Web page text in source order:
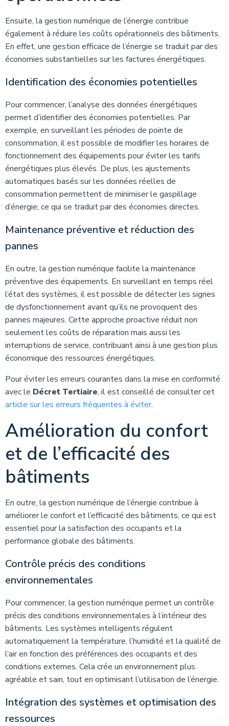
Ensuite, la gestion numérique de l’énergie contribue
également à réduire les coûts opérationnels des bâtiments.
En effet, une gestion efficace de l’énergie se traduit par des
économies substantielles sur les factures énergétiques.
Identification des économies potentielles
Pour commencer, l’analyse des données énergétiques
permet d’identifier des économies potentielles. Par
exemple, en surveillant les périodes de pointe de
consommation, il est possible de modifier les horaires de
fonctionnement des équipements pour éviter les tarifs
énergétiques plus élevés. De plus, les ajustements
automatiques basés sur les données réelles de
consommation permettent de minimiser le gaspillage
d’énergie, ce qui se traduit par des économies directes.
Maintenance préventive et réduction des
pannes
En outre, la gestion numérique facilite la maintenance
préventive des équipements. En surveillant en temps réel
l’état des systèmes, il est possible de détecter les signes
de dysfonctionnement avant qu’ils ne provoquent des
pannes majeures. Cette approche proactive réduit non
seulement les coûts de réparation mais aussi les
interruptions de service, contribuant ainsi à une gestion plus
économique des ressources énergétiques.
Pour éviter les erreurs courantes dans la mise en conformité
avec le Décret Tertiaire, il est conseillé de consulter cet
article sur les erreurs fréquentes à éviter.
Amélioration du confort
et de l’efficacité des
bâtiments
En outre, la gestion numérique de l’énergie contribue à
améliorer le confort et l’efficacité des bâtiments, ce qui est
essentiel pour la satisfaction des occupants et la
performance globale des bâtiments.
Contrôle précis des conditions
environnementales
Pour commencer, la gestion numérique permet un contrôle
précis des conditions environnementales à l’intérieur des
bâtiments. Les systèmes intelligents régulent
automatiquement la température, l’humidité et la qualité de
l’air en fonction des préférences des occupants et des
conditions externes. Cela crée un environnement plus
agréable et sain, tout en optimisant l’utilisation de l’énergie.
Intégration des systèmes et optimisation des
ressources